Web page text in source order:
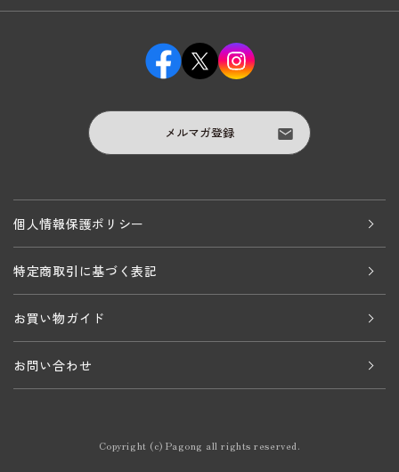
メルマガ登録
個人情報保護ポリシー
特定商取引に基づく表記
お買い物ガイド
お問い合わせ
Copyright (c) Pagong all rights reserved.